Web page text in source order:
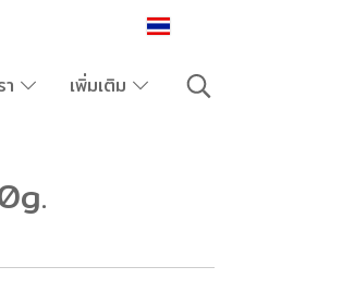
เพิ่มเติม